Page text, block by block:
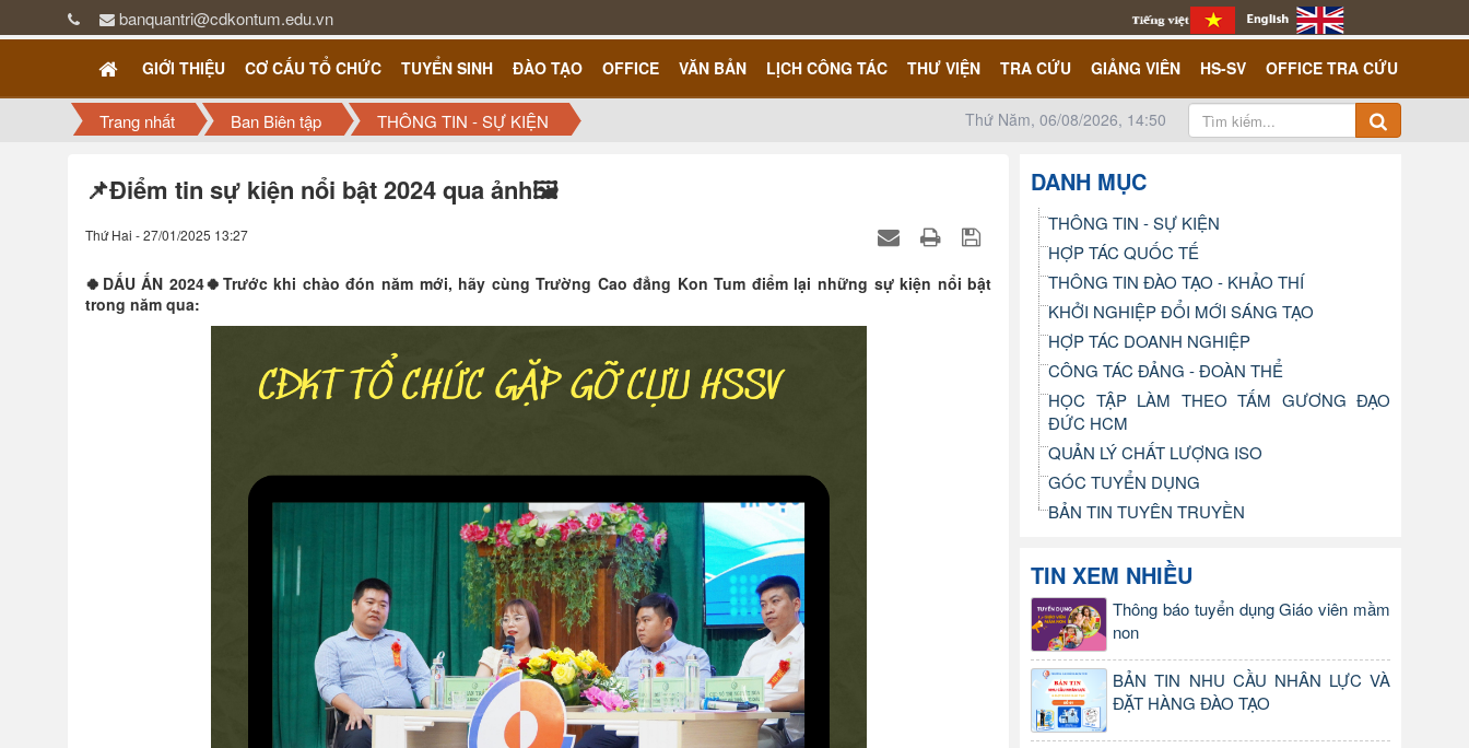
banquantri@cdkontum.edu.vn
GIỚI THIỆU CƠ CẤU TỔ CHỨC TUYỂN SINH ĐÀO TẠO OFFICE VĂN BẢN LỊCH CÔNG TÁC THƯ VIỆN TRA CỨU GIẢNG VIÊN HS-SV OFFICE TRA CỨU
Trang nhất Ban Biên tập THÔNG TIN - SỰ KIỆN Thứ Năm, 06/08/2026, 14:50
📌Điểm tin sự kiện nổi bật 2024 qua ảnh🖼️
Thứ Hai - 27/01/2025 13:27
🍀DẤU ẤN 2024🍀Trước khi chào đón năm mới, hãy cùng Trường Cao đẳng Kon Tum điểm lại những sự kiện nổi bật
trong năm qua:
DANH MỤC
THÔNG TIN - SỰ KIỆN
HỢP TÁC QUỐC TẾ
THÔNG TIN ĐÀO TẠO - KHẢO THÍ
KHỞI NGHIỆP ĐỔI MỚI SÁNG TẠO
HỢP TÁC DOANH NGHIỆP
CÔNG TÁC ĐẢNG - ĐOÀN THỂ
HỌC TẬP LÀM THEO TẤM GƯƠNG ĐẠO
ĐỨC HCM
QUẢN LÝ CHẤT LƯỢNG ISO
GÓC TUYỂN DỤNG
BẢN TIN TUYÊN TRUYỀN
TIN XEM NHIỀU
Thông báo tuyển dụng Giáo viên mầm
non
BẢN TIN NHU CẦU NHÂN LỰC VÀ
ĐẶT HÀNG ĐÀO TẠO